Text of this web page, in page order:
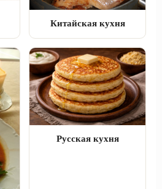
Китайская кухня
Русская кухня